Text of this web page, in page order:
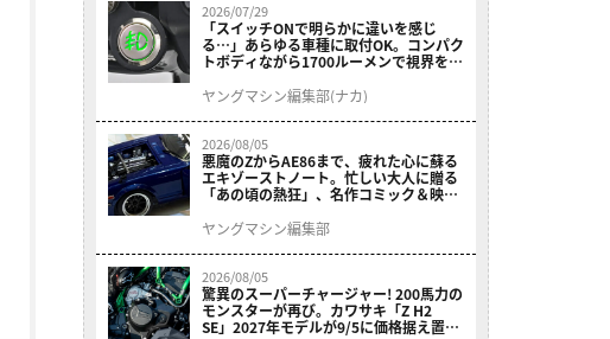
2026/07/29
「スイッチONで明らかに違いを感じ
る…」あらゆる車種に取付OK。コンパク
トボディながら1700ルーメンで視界を確
ニット プレシャスレイ スモール］
ヤングマシン編集部(ナカ)
2026/08/05
悪魔のZからAE86まで、疲れた心に蘇る
エキゾーストノート。忙しい大人に贈る
「あの頃の熱狂」、名作コミック＆映画
結！
ヤングマシン編集部
2026/08/05
驚異のスーパーチャージャー! 200馬力の
モンスターが再び。カワサキ「Z H2
SE」2027年モデルが9/5に価格据え置き